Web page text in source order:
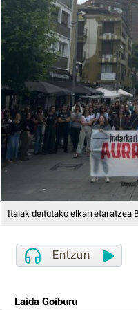
Itaiak deitutako elkarretaratzea
Laida Goiburu